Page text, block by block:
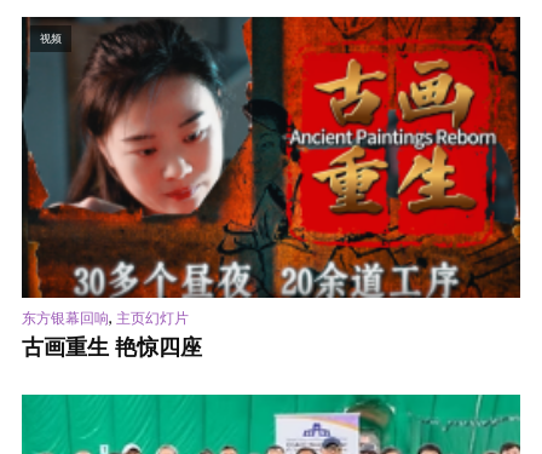
视频
东方银幕回响, 主页幻灯片
古画重生 艳惊四座